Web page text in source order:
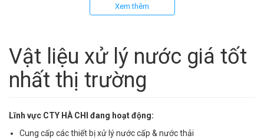
Xem thêm
Vật liệu xử lý nước giá tốt
nhất thị trường
Lĩnh vực CTY HÀ CHI đang hoạt động:
Cung cấp các thiết bị xử lý nước cấp & nước thải